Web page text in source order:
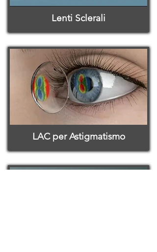
Lenti Sclerali
LAC per Astigmatismo